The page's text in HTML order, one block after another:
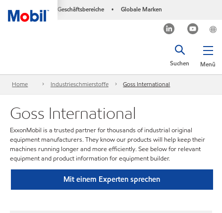
Geschäftsbereiche • Globale Marken
Menü
Suchen
Home Industrieschmierstoffe Goss International
Goss International
ExxonMobil is a trusted partner for thousands of industrial original
equipment manufacturers. They know our products will help keep their
machines running longer and more efficiently. See below for relevant
equipment and product information for equipment builder.
Mit einem Experten sprechen